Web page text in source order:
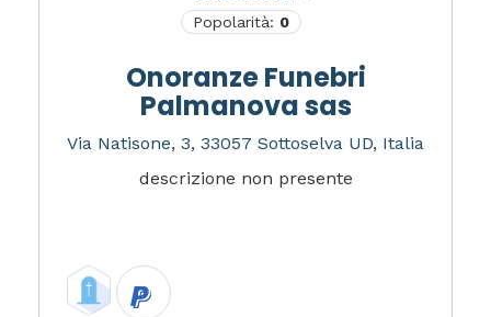
Popolarità: 0
Onoranze Funebri
Palmanova sas
Via Natisone, 3, 33057 Sottoselva UD, Italia
descrizione non presente